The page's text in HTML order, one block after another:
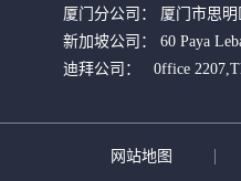
厦门分公司： 厦门市思
新加坡公司： 60 Paya
迪拜公司：   0ffice
网站地图